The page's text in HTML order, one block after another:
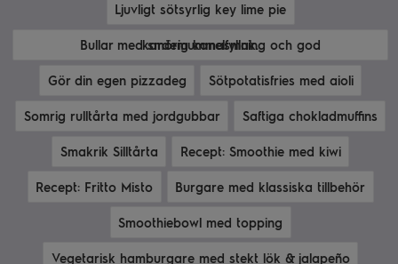
Ljuvligt sötsyrlig key lime pie
Bullar med smörig kanelfyllning och god kardemummasmak.
Gör din egen pizzadeg Sötpotatisfries med aioli
Somrig rulltårta med jordgubbar Saftiga chokladmuffins
Smakrik Silltårta Recept: Smoothie med kiwi
Recept: Fritto Misto Burgare med klassiska tillbehör
Smoothiebowl med topping
Vegetarisk hamburgare med stekt lök & jalapeño